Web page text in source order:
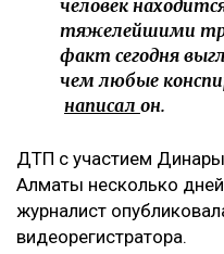
человек
тяжелейшими
факт сегодня
чем любые
написал он.
ДТП с участием
Алматы несколько
журналист
видеорегистратора.